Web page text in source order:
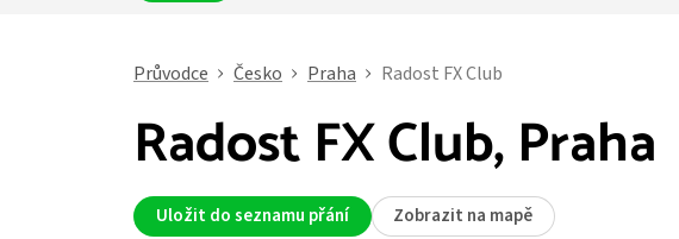
Průvodce Česko Praha Radost FX Club
Radost FX Club, Praha
Uložit do seznamu přání Zobrazit na mapě